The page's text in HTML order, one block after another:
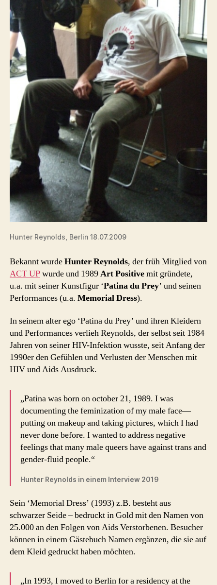
Hunter Reynolds, Berlin 18.07.2009
Bekannt wurdeHunter Reynolds, der früh Mitglied von
ACT UPwurde und 1989Art Positivemit gründete,
u.a. mit seiner Kunstfigur ‘Patina du Prey’ und seinen
Performances (u.a. Memorial Dress).
In seinem alter ego ‘Patina du Prey’ und ihren Kleidern
und Performances verlieh Reynolds, der selbst seit 1984
Jahren von seiner HIV-Infektion wusste, seit Anfang der
1990er den Gefühlen und Verlusten der Menschen mit
HIV und Aids Ausdruck.
„Patina was born on october 21, 1989. I was
documenting the feminization of my male face—
putting on makeup and taking pictures, which I had
never done before. I wanted to address negative
feelings that many male queers have against trans and
gender-fluid people.“
Hunter Reynolds in einem Interview 2019
Sein ‘Memorial Dress’ (1993) z.B. besteht aus
schwarzer Seide – bedruckt in Gold mit den Namen von
25.000 an den Folgen von Aids Verstorbenen. Besucher
können in einem Gästebuch Namen ergänzen, die sie auf
dem Kleid gedruckt haben möchten.
„In 1993, I moved to Berlin for a residency at the